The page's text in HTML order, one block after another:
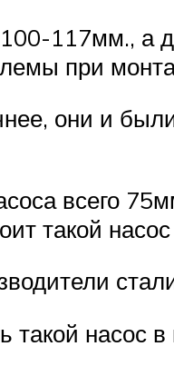
117мм., а
при
они и
всего
такой
насос в